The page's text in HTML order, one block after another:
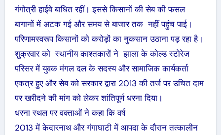
गंगोत्री हाईवे बाधित रहीं। इससे किसानों की सेब की फसल
बागानों में अटक गई और समय से बाजार तक नहीं पहुंच पाई।
परिणामस्वरूप किसानों को करोड़ों का नुकसान उठाना पड़ रहा है।
शुक्रवार को स्थानीय काश्तकारों ने झाला के कोल्ड स्टोरेज
परिसर में युवक मंगल दल के सदस्य और सामाजिक कार्यकर्ता
एकत्र हुए और सेब को सरकार द्वारा 2013 की तर्ज पर उचित दाम
पर खरीदने की मांग को लेकर शांतिपूर्ण धरना दिया।
धरना स्थल पर वक्ताओं ने कहा कि वर्ष
2013 में केदारनाथ और गंगाघाटी में आपदा के दौरान तत्कालीन